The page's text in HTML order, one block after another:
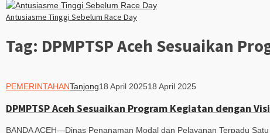
Antusiasme Tinggi Sebelum Race Day
Tag: DPMPTSP Aceh Sesuaikan
PEMERINTAHANTanjong18 April 202518 April 2025
DPMPTSP Aceh Sesuaikan Program Kegiatan dengan
BANDA ACEH—Dinas Penanaman Modal dan Pelayanan Terpadu